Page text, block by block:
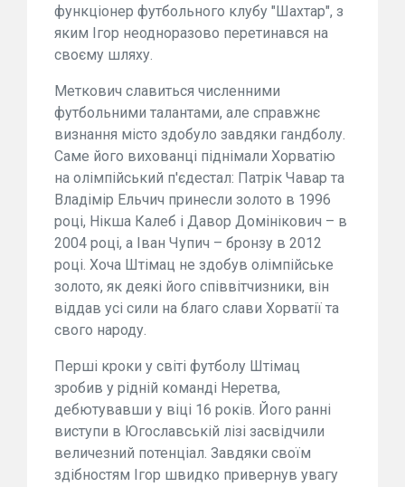
функціонер футбольного клубу "Шахтар", з
яким Ігор неодноразово перетинався на
своєму шляху.
Меткович славиться численними
футбольними талантами, але справжнє
визнання місто здобуло завдяки гандболу.
Саме його вихованці піднімали Хорватію
на олімпійський п'єдестал: Патрік Чавар та
Владімір Ельчич принесли золото в 1996
році, Нікша Калеб і Давор Домінікович – в
2004 році, а Іван Чупич – бронзу в 2012
році. Хоча Штімац не здобув олімпійське
золото, як деякі його співвітчизники, він
віддав усі сили на благо слави Хорватії та
свого народу.
Перші кроки у світі футболу Штімац
зробив у рідній команді Неретва,
дебютувавши у віці 16 років. Його ранні
виступи в Югославській лізі засвідчили
величезний потенціал. Завдяки своїм
здібностям Ігор швидко привернув увагу